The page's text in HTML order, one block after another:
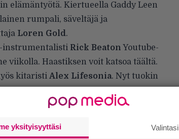
elämäntyötä. Kiertueella Gaddy Leen
rumpali, säveltäjä ja
Loren Gold.
instrumentalisti Rick Beaton Youtube-
viikolla. Haastiksen voit katsoa täältä.
kitaristi Alex Lifesonia. Nyt tuokin
yksityisyyttäsi Valintasi